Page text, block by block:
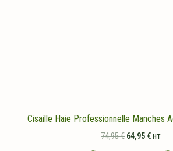
Cisaille Haie Professionnelle Manches
74,95€ Le
64,95 €Le
HT